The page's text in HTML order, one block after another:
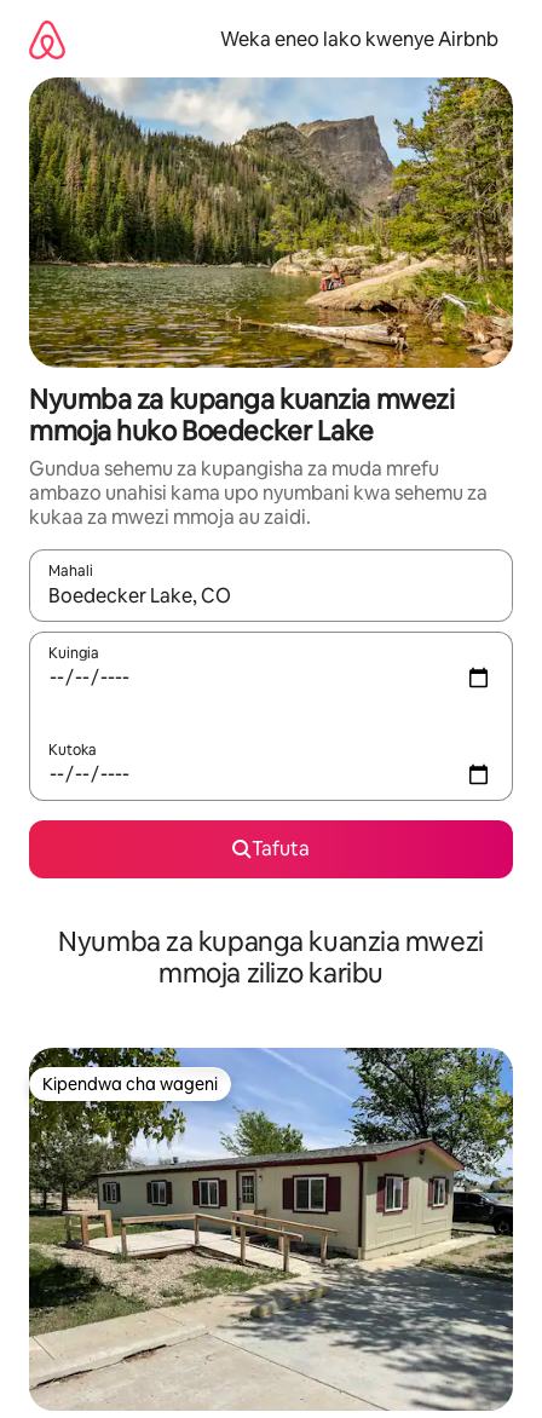
kwenda
kwenye
maudhui
Weka eneo lako kwenye Airbnb
Nyumba za kupanga kuanzia mwezi
mmoja huko Boedecker Lake
Gundua sehemu za kupangisha za muda mrefu
ambazo unahisi kama upo nyumbani kwa sehemu za
kukaa za mwezi mmoja au zaidi.
Mahali
Wakati matokeo yanapatikana, vinjari kwa kutumia vitufe vya
Kuingia
Kutoka
Tafuta
Nyumba za kupanga kuanzia mwezi
mmoja zilizo karibu
Kipendwa cha wageni
Kipendwa cha wageni